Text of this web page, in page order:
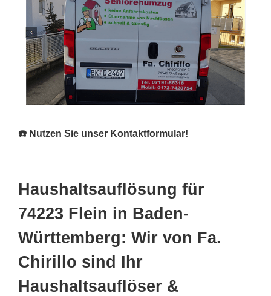
☎️ Nutzen Sie unser Kontaktformular!
Haushaltsauflösung für
74223 Flein in Baden-
Württemberg: Wir von Fa.
Chirillo sind Ihr
Haushaltsauflöser &